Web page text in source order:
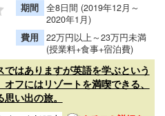
期間
全8日間 (2019年12月～
2020年1月)
費用
22万円以上～23万円未満
(授業料+食事+宿泊費)
ではありますが英語を学ぶという
フにはリゾートを満喫できる、
い出の旅。